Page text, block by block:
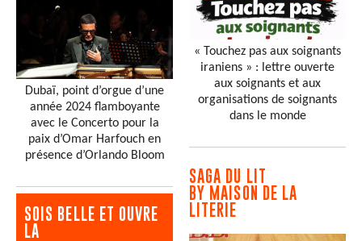
Dubaï, point d’orgue d’une
année 2024 flamboyante
avec le Concerto pour la
paix d’Omar Harfouch en
présence d’Orlando Bloom
SOIS BELLE ET OUVRE
LA
« Touchez pas aux soignants
iraniens » : lettre ouverte
aux soignants et aux
organisations de soignants
dans le monde
SAGA DU LIT
BY MAISON DE LA
LITERIE